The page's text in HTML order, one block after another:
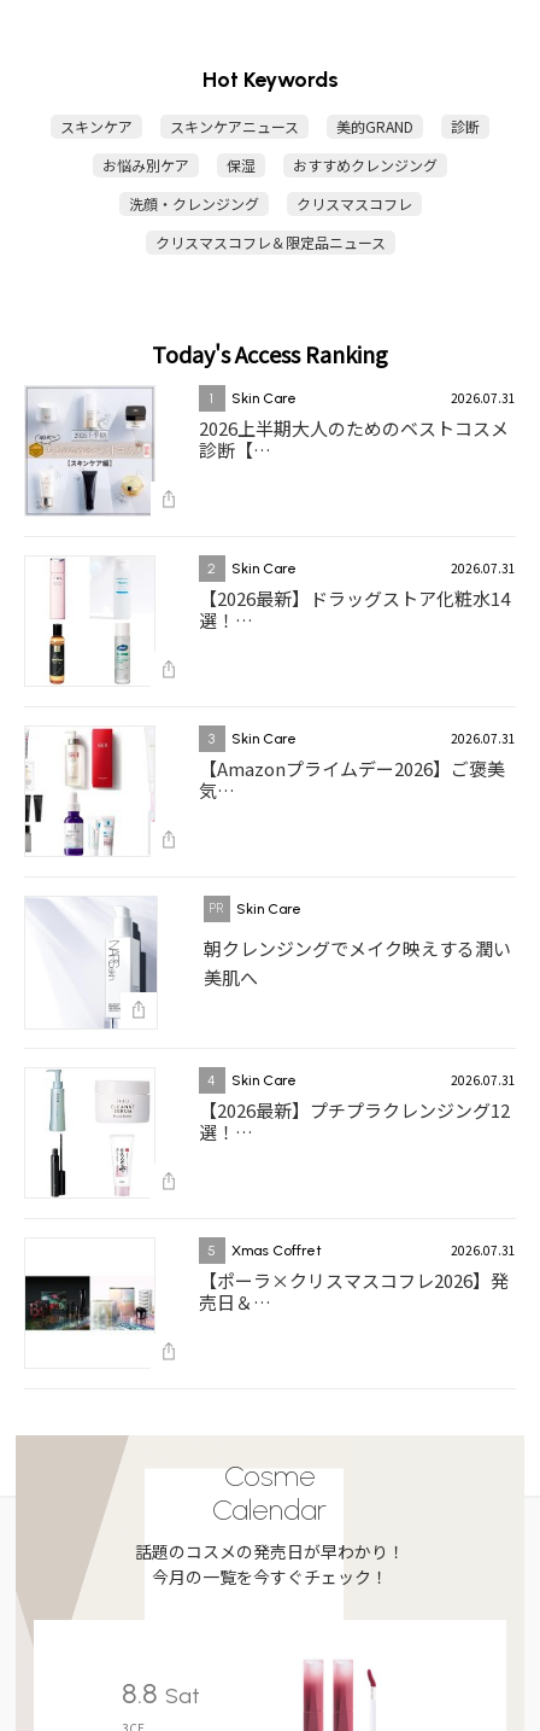
Hot Keywords
スキンケア スキンケアニュース 美的GRAND
診断
お悩み別ケア
保湿
おすすめクレンジング
洗顔・クレンジング
クリスマスコフレ
クリスマスコフレ＆限定品ニュース
Today's Access Ranking
1 Skin Care 2026.07.31
2026上半期大人のためのベストコスメ
診断【…
2 Skin Care 2026.07.31
【2026最新】ドラッグストア化粧水14
選！…
3 Skin Care 2026.07.31
【Amazonプライムデー2026】ご褒美
気…
Skin Care
朝クレンジングでメイク映えする潤い
美肌へ
4 Skin Care 2026.07.31
【2026最新】プチプラクレンジング12
選！…
5 Xmas Coffret 2026.07.31
【ポーラ×クリスマスコフレ2026】発
売日＆…
Cosme
Calendar
話題のコスメの発売日が早わかり！
今月の一覧を今すぐチェック！
8.8 Sat